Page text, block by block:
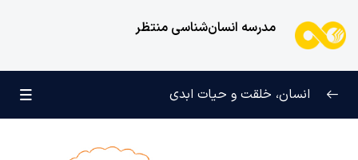
مدرسه انسان‌شناسی منتظر
انسان، خلقت و حیات ابدی